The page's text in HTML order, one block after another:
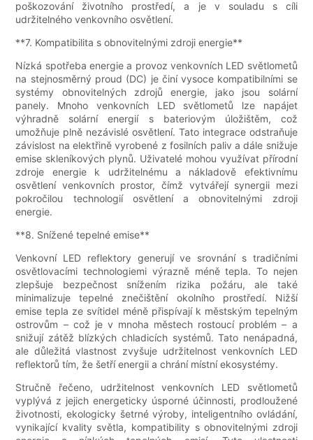
poškozování životního prostředí, a je v souladu s cíli
udržitelného venkovního osvětlení.
**7. Kompatibilita s obnovitelnými zdroji energie**
Nízká spotřeba energie a provoz venkovních LED světlometů
na stejnosměrný proud (DC) je činí vysoce kompatibilními se
systémy obnovitelných zdrojů energie, jako jsou solární
panely. Mnoho venkovních LED světlometů lze napájet
výhradně solární energií s bateriovým úložištěm, což
umožňuje plně nezávislé osvětlení. Tato integrace odstraňuje
závislost na elektřině vyrobené z fosilních paliv a dále snižuje
emise skleníkových plynů. Uživatelé mohou využívat přírodní
zdroje energie k udržitelnému a nákladově efektivnímu
osvětlení venkovních prostor, čímž vytvářejí synergii mezi
pokročilou technologií osvětlení a obnovitelnými zdroji
energie.
**8. Snížené tepelné emise**
Venkovní LED reflektory generují ve srovnání s tradičními
osvětlovacími technologiemi výrazně méně tepla. To nejen
zlepšuje bezpečnost snížením rizika požáru, ale také
minimalizuje tepelné znečištění okolního prostředí. Nižší
emise tepla ze svítidel méně přispívají k městským tepelným
ostrovům – což je v mnoha městech rostoucí problém – a
snižují zátěž blízkých chladicích systémů. Tato nenápadná,
ale důležitá vlastnost zvyšuje udržitelnost venkovních LED
reflektorů tím, že šetří energii a chrání místní ekosystémy.
Stručně řečeno, udržitelnost venkovních LED světlometů
vyplývá z jejich energeticky úsporné účinnosti, prodloužené
životnosti, ekologicky šetrné výroby, inteligentního ovládání,
vynikající kvality světla, kompatibility s obnovitelnými zdroji